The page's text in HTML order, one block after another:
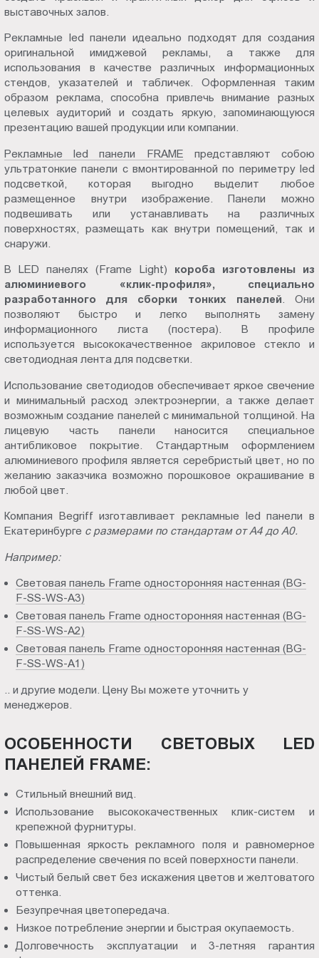
выставочных залов.
Рекламные led панели идеально подходят для создания
оригинальной имиджевой рекламы, а также для
использования в качестве различных информационных
стендов, указателей и табличек. Оформленная таким
образом реклама, способна привлечь внимание разных
целевых аудиторий и создать яркую, запоминающуюся
презентацию вашей продукции или компании.
Рекламные led панели FRAME
представляют собою
ультратонкие панели с вмонтированной по периметру led
подсветкой, которая выгодно выделит любое
размещенное внутри изображение. Панели можно
подвешивать или устанавливать на различных
поверхностях, размещать как внутри помещений, так и
снаружи.
В LED панелях (Frame Light) короба изготовлены из
алюминиевого «клик-профиля», специально
разработанного для сборки тонких панелей. Они
позволяют быстро и легко выполнять замену
информационного листа (постера). В профиле
используется высококачественное акриловое стекло и
светодиодная лента для подсветки.
Использование светодиодов обеспечивает яркое свечение
и минимальный расход электроэнергии, а также делает
возможным создание панелей с минимальной толщиной. На
лицевую часть панели наносится специальное
антибликовое покрытие. Стандартным оформлением
алюминиевого профиля является серебристый цвет, но по
желанию заказчика возможно порошковое окрашивание в
любой цвет.
Компания Begriff изготавливает рекламные led панели в
Екатеринбурге с размерами по стандартам от А4 до А0.
Например:
Световая панель Frame односторонняя настенная (BG-
F-SS-WS-A3)
Световая панель Frame односторонняя настенная (BG-
F-SS-WS-A2)
Световая панель Frame односторонняя настенная (BG-
F-SS-WS-A1)
.. и другие модели. Цену Вы можете уточнить у
менеджеров.
ОСОБЕННОСТИ СВЕТОВЫХ LED
ПАНЕЛЕЙ FRAME:
Стильный внешний вид.
Использование высококачественных клик-систем и
крепежной фурнитуры.
Повышенная яркость рекламного поля и равномерное
распределение свечения по всей поверхности панели.
Чистый белый свет без искажения цветов и желтоватого
оттенка.
Безупречная цветопередача.
Низкое потребление энергии и быстрая окупаемость.
Долговечность эксплуатации и 3-летняя гарантия
Пт.:
Сб.,
Вс.:
выходной